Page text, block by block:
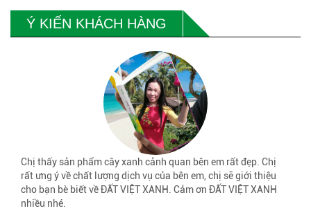
Ý KIẾN KHÁCH HÀNG
Chị thấy sản phẩm cây xanh cảnh quan bên em rất đẹp. Chị
rất ưng ý về chất lượng dịch vụ của bên em, chị sẽ giới thiệu
cho bạn bè biết về ĐẤT VIỆT XANH. Cảm ơn ĐẤT VIỆT XANH
nhiều nhé.